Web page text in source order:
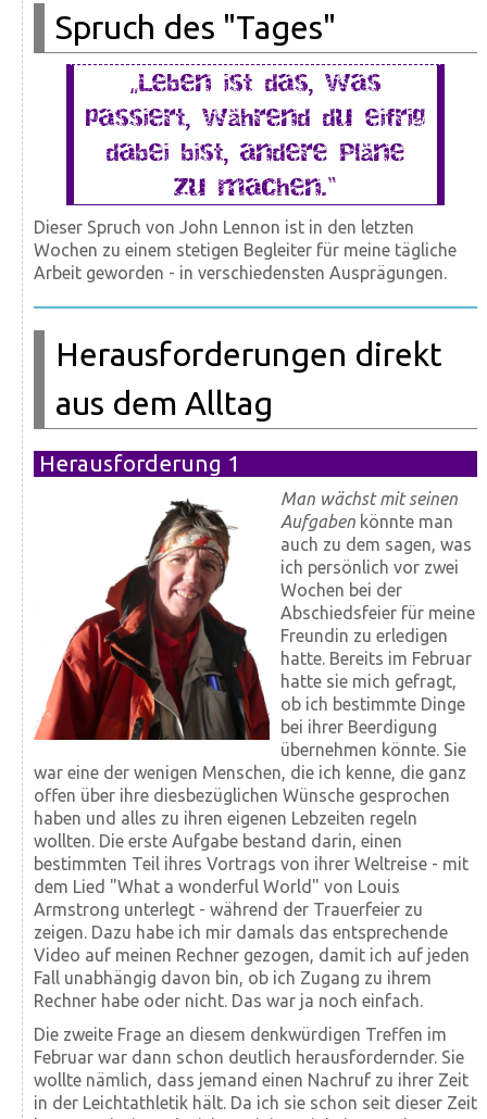
Spruch des "Tages"
„Leben ist das, was
passiert, während du eifrig
dabei bist, andere Pläne
zu machen.“
Dieser Spruch von John Lennon ist in den letzten
Wochen zu einem stetigen Begleiter für meine tägliche
Arbeit geworden - in verschiedensten Ausprägungen.
Herausforderungen direkt
aus dem Alltag
Herausforderung 1
Man wächst mit seinen
Aufgaben könnte man
auch zu dem sagen, was
ich persönlich vor zwei
Wochen bei der
Abschiedsfeier für meine
Freundin zu erledigen
hatte. Bereits im Februar
hatte sie mich gefragt,
ob ich bestimmte Dinge
bei ihrer Beerdigung
übernehmen könnte. Sie
war eine der wenigen Menschen, die ich kenne, die ganz
offen über ihre diesbezüglichen Wünsche gesprochen
haben und alles zu ihren eigenen Lebzeiten regeln
wollten. Die erste Aufgabe bestand darin, einen
bestimmten Teil ihres Vor­trags von ihrer Weltreise - mit
dem Lied "What a wonderful World" von Louis
Armstrong unterlegt - während der Trauerfeier zu
zeigen. Dazu habe ich mir damals das entsprechende
Video auf meinen Rechner gezogen, damit ich auf jeden
Fall unabhängig davon bin, ob ich Zugang zu ihrem
Rechner habe oder nicht. Das war ja noch einfach.
Die zweite Frage an diesem denkwürdigen Treffen im
Februar war dann schon deutlich heraus­fordernder. Sie
wollte nämlich, dass jemand einen Nachruf zu ihrer Zeit
in der Leichtathletik hält. Da ich sie schon seit dieser Zeit